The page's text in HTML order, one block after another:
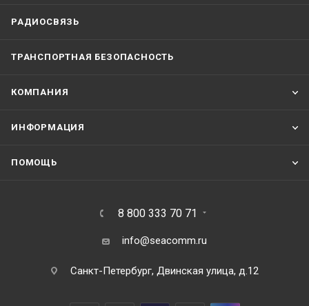
РАДИОСВЯЗЬ
ТРАНСПОРТНАЯ БЕЗОПАСНОСТЬ
КОМПАНИЯ
ИНФОРМАЦИЯ
ПОМОЩЬ
8 800 333 70 71
info@seacomm.ru
Санкт-Петербург, Двинская улица, д.12